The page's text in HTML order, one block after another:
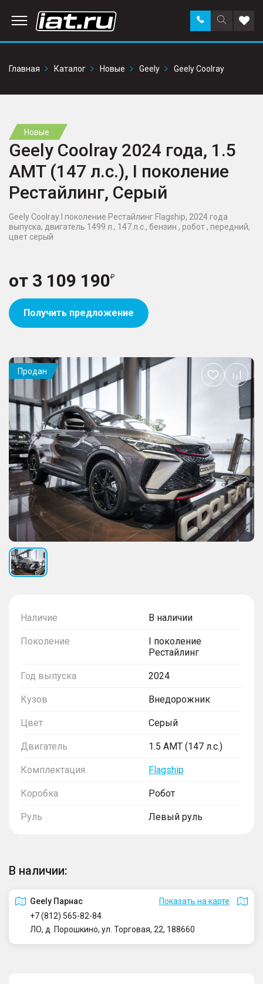
Поиск
по
Заказать
звонок в
Главная
Каталог Новые Geely Geely Coolray
Новые
Geely Coolray 2024 года, 1.5
AMT (147 л.с.), I поколение
Рестайлинг, Серый
Geely Coolray I поколение Рестайлинг Flagship, 2024 года
выпуска, двигатель 1499 л., 147 л.с., бензин , робот , передний,
цвет серый
от 3 109 190
Получить предложение
Наличие В наличии
Поколение
I поколение
Рестайлинг
Год выпуска 2024
Кузов Внедорожник
Цвет Серый
Двигатель 1.5 AMT (147 л.с.)
Комплектация Flagship
Коробка Робот
Руль Левый руль
В наличии:
Geely Парнас
Показать на карте
+7 (812) 565-82-84
ЛО, д. Порошкино, ул. Торговая, 22, 188660
Продан
Добавить
в
избранное